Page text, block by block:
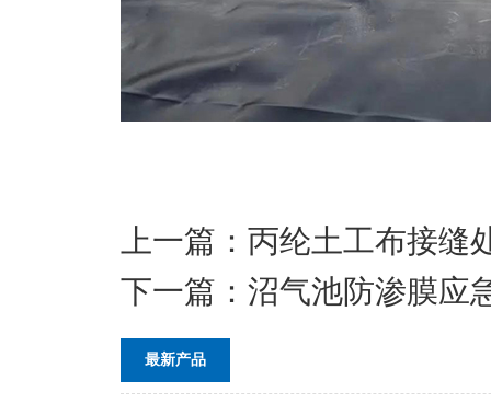
上一篇： 丙纶土工布接缝
下一篇： 沼气池防渗膜应
最新产品